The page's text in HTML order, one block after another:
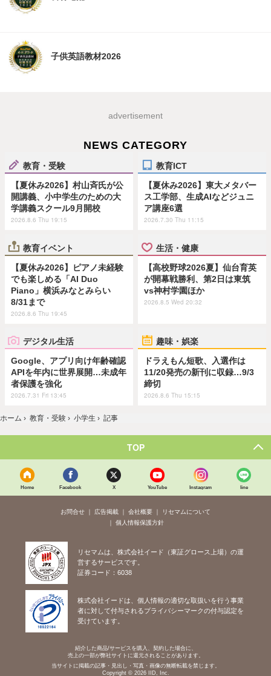
子供英語教材2026
advertisement
NEWS CATEGORY
教育・受験
【夏休み2026】村山斉氏が公
開講義、小中学生のための大
学講義スクール9月開校
2026.8.6 Thu 19:15
教育ICT
【夏休み2026】東大メタバー
ス工学部、生成AIなどジュニ
ア講座6選
2026.7.30 Thu 11:15
教育イベント
【夏休み2026】ピアノ未経験
でも楽しめる「AI Duo
Piano」横浜みなとみらい
8/31まで
2026.8.6 Thu 19:45
生活・健康
【高校野球2026夏】仙台育英
が開幕戦勝利、第2日は東筑
vs神村学園ほか
2026.8.5 Wed 20:32
デジタル生活
Google、アプリ向け年齢確認
APIを年内に世界展開…未成年
者保護を強化
2026.7.31 Fri 13:45
趣味・娯楽
ドラえもん短歌、入選作は
11/20発売の新刊に収録…9/3
締切
2026.8.6 Thu 15:15
ホーム › 教育・受験 › 小学生 › 記事
TOP
Home Facebook X YouTube Instagram line
お問合せ 広告掲載 会社概要
リセマムについて
個人情報保護方針
リセマムは、株式会社イード（東証グロース上場）の運
営するサービスです。
証券コード：6038
株式会社イードは、個人情報の適切な取扱いを行う事業
者に対して付与されるプライバシーマークの付与認定を
受けています。
紹介した商品/サービスを購入、契約した場合に、
売上の一部が弊社サイトに還元されることがあります。
当サイトに掲載の記事・見出し・写真・画像の無断転載を禁じます。
Copyright © 2026 IID, Inc.